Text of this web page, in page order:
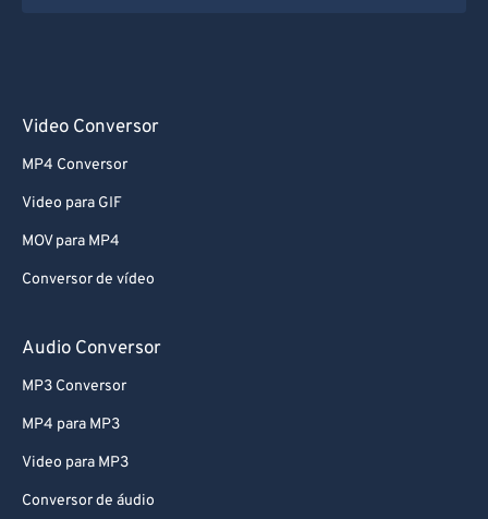
Video Conversor
MP4 Conversor
Video para GIF
MOV para MP4
Conversor de vídeo
Audio Conversor
MP3 Conversor
MP4 para MP3
Video para MP3
Conversor de áudio